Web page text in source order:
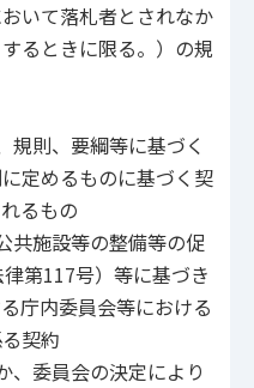
いて落札者とされなか
るときに限る。）の規
規則、要綱等に基づく
定めるものに基づく契
るもの
共施設等の整備等の促
第117号）等に基づき
庁内委員会等における
契約
、委員会の決定により